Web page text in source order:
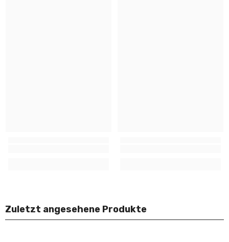
Zuletzt angesehene Produkte